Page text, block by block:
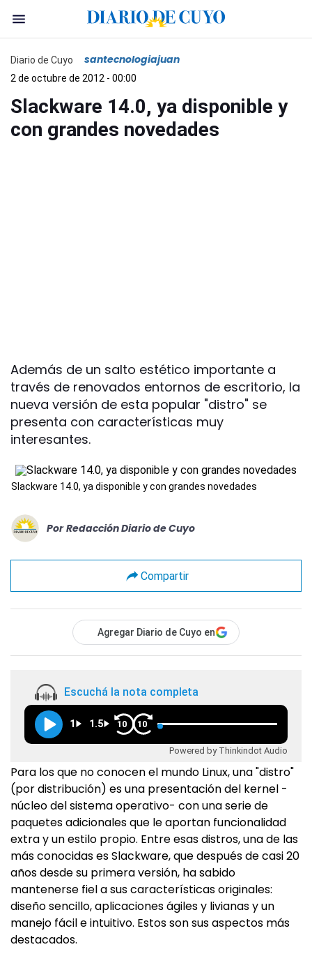
Diario de Cuyo santecnologiajuan
2 de octubre de 2012 - 00:00
Slackware 14.0, ya disponible y
con grandes novedades
Además de un salto estético importante a
través de renovados entornos de escritorio, la
nueva versión de esta popular "distro" se
presenta con características muy
interesantes.
Slackware 14.0, ya disponible y con grandes novedades
Por Redacción Diario de Cuyo
Compartir
Agregar Diario de Cuyo en
Escuchá la nota completa
1 1.5 10 10
Powered by Thinkindot Audio
Para los que no conocen el mundo Linux, una "distro"
(por distribución) es una presentación del kernel -
núcleo del sistema operativo- con una serie de
paquetes adicionales que le aportan funcionalidad
extra y un estilo propio. Entre esas distros, una de las
más conocidas es Slackware, que después de casi 20
años desde su primera versión, ha sabido
mantenerse fiel a sus características originales:
diseño sencillo, aplicaciones ágiles y livianas y un
manejo fácil e intuitivo. Estos son sus aspectos más
destacados.